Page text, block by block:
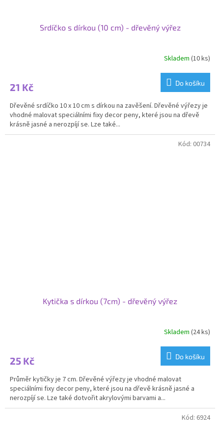
Srdíčko s dírkou (10 cm) - dřevěný výřez
Skladem (10 ks)
21 Kč Do košíku
Dřevěné srdíčko 10 x 10 cm s dírkou na zavěšení. Dřevěné výřezy je
vhodné malovat speciálními fixy decor peny, které jsou na dřevě
krásně jasné a nerozpíjí se. Lze také...
Kytička s dírkou (7cm) - dřevěný výřez
Skladem (24 ks)
25 Kč Do košíku
Průměr kytičky je 7 cm. Dřevěné výřezy je vhodné malovat
speciálními fixy decor peny, které jsou na dřevě krásně jasné a
nerozpíjí se. Lze také dotvořit akrylovými barvami a...
Kód: 00734
Kód: 6924